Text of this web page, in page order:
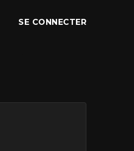
SE CONNECTER